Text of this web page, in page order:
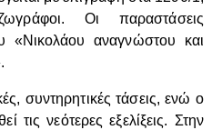
Οι παραστάσεις
«Νικολάου αναγνώστου και
συντηρητικές τάσεις, ενώ ο
τις νεότερες εξελίξεις. Στην